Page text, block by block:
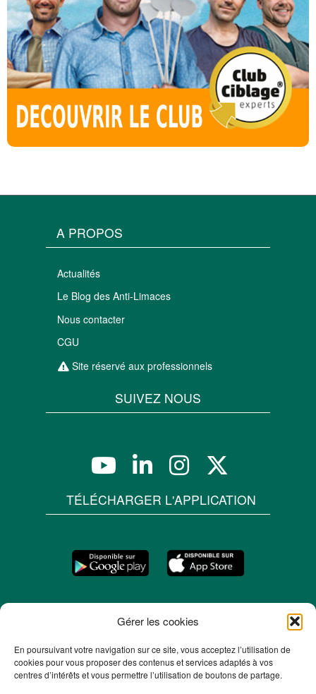
Gérer les cookies
En poursuivant votre navigation sur ce site, vous acceptez l’utilisation de
cookies pour vous proposer des contenus et services adaptés à vos
centres d’intérêts et vous permettre l’utilisation de boutons de partage.
A PROPOS
Actualités
Le Blog des Anti-Limaces
Nous contacter
CGU
Site réservé aux professionnels
SUIVEZ NOUS
TÉLÉCHARGER L'APPLICATION